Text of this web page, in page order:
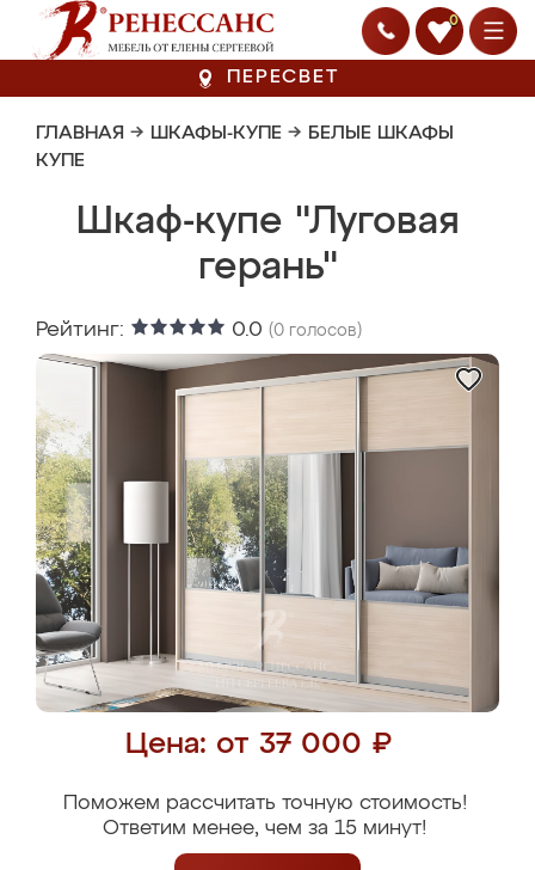
0
ПЕРЕСВЕТ
ГЛАВНАЯ → ШКАФЫ-КУПЕ → БЕЛЫЕ ШКАФЫ
КУПЕ
Шкаф-купе "Луговая
герань"
Рейтинг: 0.0 (0 голосов)
Цена: от 37 000 ₽
Поможем рассчитать точную стоимость!
Ответим менее, чем за 15 минут!